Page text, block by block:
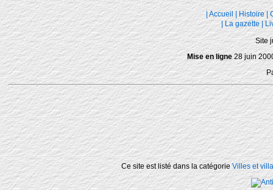
|Accueil Histoire |
| La gazette|
Site
Mise en ligne28 juin
Ce site est listé dans la catégorieVilles et